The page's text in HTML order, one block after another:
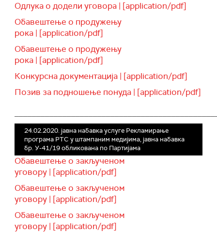
Одлука о додели уговора | [application/pdf]
Обавештење о продужењу
рока | [application/pdf]
Обавештење о продужењу
рока | [application/pdf]
Конкурсна документација | [application/pdf]
Позив за подношење понуда | [application/pdf]
24.02.2020. јавна набавка услуге Рекламирање
програма РТС у штампаним медијима, јавна набавка
бр. У-41/19 обликована по Партијама
Обавештење о закљученом
уговору | [application/pdf]
Обавештење о закљученом
уговору | [application/pdf]
Обавештење о закљученом
уговору | [application/pdf]